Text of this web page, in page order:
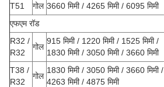
T51
गोल 3660 मिमी / 4265 मिमी / 6095 मिमी
एफएम रॉड
R32 /
R32
गोल
915 मिमी / 1220 मिमी / 1525 मिमी /
1830 मिमी / 3050 मिमी / 3660 मिमी
T38 /
R32
गोल
1830 मिमी / 3050 मिमी / 3660 मिमी /
4263 मिमी / 4875 मिमी